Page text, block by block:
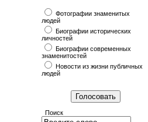
Фотографии знаменитых
людей
Биографии исторических
личностей
Биографии современных
знаменитостей
Новости из жизни публичных
людей
Поиск